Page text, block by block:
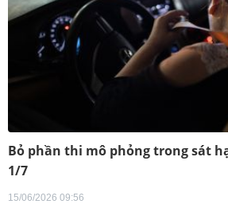
Bỏ phần thi mô phỏng trong sát
1/7
15/06/2026 09:56